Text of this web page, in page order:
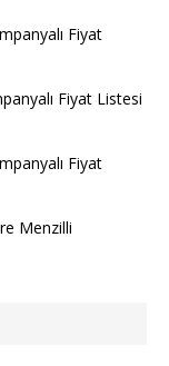
Fiyat
Fiyat Listesi
Fiyat
Menzilli